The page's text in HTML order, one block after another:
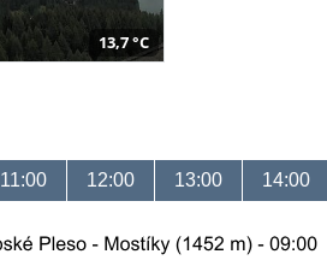
13,7 °C
11:00 12:00 13:00 14:00